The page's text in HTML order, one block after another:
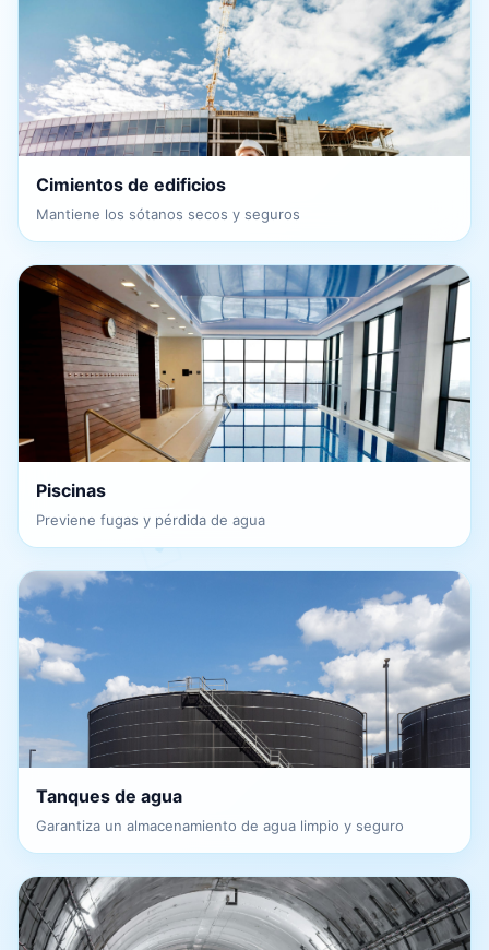
Cimientos de edificios
Mantiene los sótanos secos y seguros
Piscinas
Previene fugas y pérdida de agua
Tanques de agua
Garantiza un almacenamiento de agua limpio y seguro